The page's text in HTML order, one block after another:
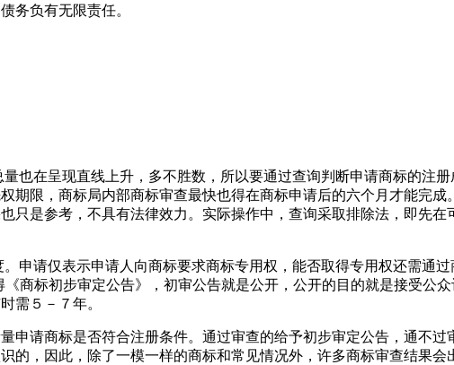
债务负有无限责任。
也在呈现直线上升，多不胜数，所以要通过查询判断申请商标的注
期限，商标局内部商标审查最快也得在商标申请后的六个月才能完
是参考，不具有法律效力。实际操作中，查询采取排除法，即先在
申请仅表示申请人向商标要求商标专用权，能否取得专用权还需通
商标初步审定公告》，初审公告就是公开，公开的目的就是接受公
时需５－７年。
申请商标是否符合注册条件。通过审查的给予初步审定公告，通不
的，因此，除了一模一样的商标和常见情况外，许多商标审查结果